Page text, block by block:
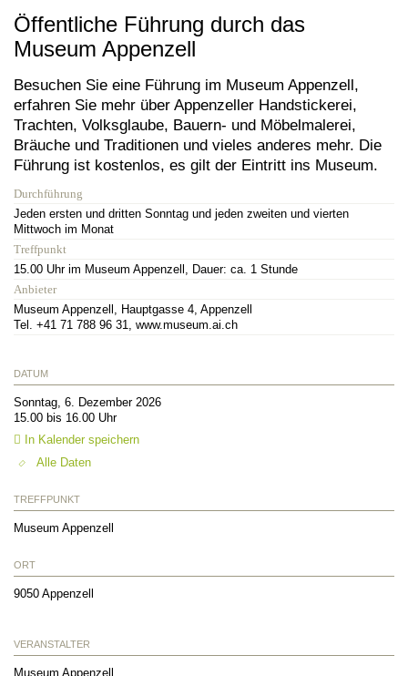
Öffentliche Führung durch das
Museum Appenzell
Besuchen Sie eine Führung im Museum Appenzell,
erfahren Sie mehr über Appenzeller Handstickerei,
Trachten, Volksglaube, Bauern- und Möbelmalerei,
Bräuche und Traditionen und vieles anderes mehr. Die
Führung ist kostenlos, es gilt der Eintritt ins Museum.
Durchführung
Jeden ersten und dritten Sonntag und jeden zweiten und vierten
Mittwoch im Monat
Treffpunkt
15.00 Uhr im Museum Appenzell, Dauer: ca. 1 Stunde
Anbieter
Museum Appenzell, Hauptgasse 4, Appenzell
Tel. +41 71 788 96 31, www.museum.ai.ch
DATUM
Sonntag, 6. Dezember 2026
15.00 bis 16.00 Uhr
In Kalender speichern
Alle Daten
TREFFPUNKT
Museum Appenzell
ORT
9050 Appenzell
VERANSTALTER
Museum Appenzell